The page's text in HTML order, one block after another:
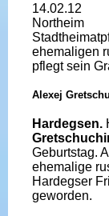
14.02.12
Northeim
ehemaligen
pflegt sein
Alexej
Hardegsen.
Geburtstag.
ehemalige
Hardegser
geworden.